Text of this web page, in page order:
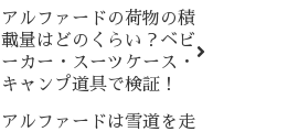
アルファードの荷物の積
載量はどのくらい？ベビ
ーカー・スーツケース・
キャンプ道具で検証！
アルファードは雪道を走